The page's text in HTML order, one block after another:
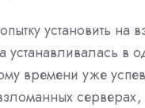
установить
в
времени уже
серверах,